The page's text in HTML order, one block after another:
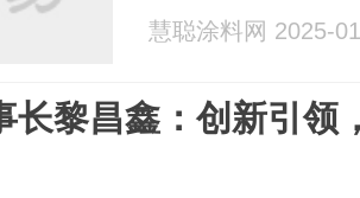
慧聪涂料网 2025-
长黎昌鑫：创新引领